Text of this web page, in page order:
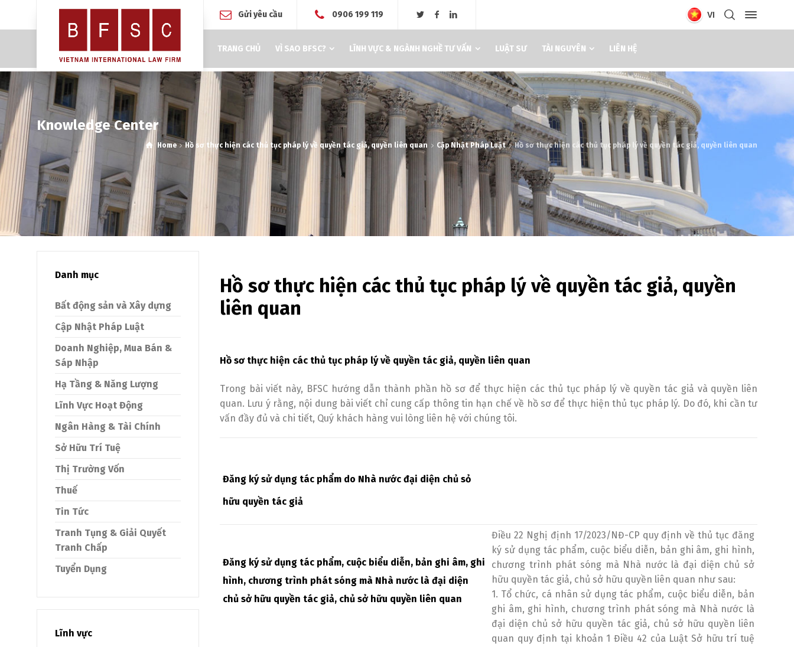
Gửi yêu cầu 0906 199 119 VI
TRANG CHỦ VÌ SAO BFSC? LĨNH VỰC & NGÀNH NGHỀ TƯ VẤN LUẬT SƯ TÀI NGUYÊN LIÊN HỆ
Knowledge Center
Home Hồ sơ thực hiện các thủ tục pháp lý về quyền tác giả, quyền liên quan Cập Nhật Pháp Luật Hồ sơ thực hiện các thủ tục pháp lý về quyền tác giả, quyền liên quan
Hồ sơ thực hiện các thủ tục pháp lý về quyền tác giả, quyền
liên quan
Hồ sơ thực hiện các thủ tục pháp lý về quyền tác giả, quyền liên quan
Trong bài viết này, BFSC hướng dẫn thành phần hồ sơ để thực hiện các thủ tục pháp lý về quyền tác giả và quyền liên
quan. Lưu ý rằng, nội dung bài viết chỉ cung cấp thông tin hạn chế về hồ sơ để thực hiện thủ tục pháp lý. Do đó, khi cần tư
vấn đầy đủ và chi tiết, Quý khách hàng vui lòng liên hệ với chúng tôi.
Đăng ký sử dụng tác phẩm do Nhà nước đại diện chủ sỏ
hữu quyền tác giả
Đăng ký sử dụng tác phẩm, cuộc biểu diễn, bản ghi âm, ghi
hình, chương trình phát sóng mà Nhà nước là đại diện
chủ sở hữu quyền tác giả, chủ sở hữu quyền liên quan
Điều 22 Nghị định 17/2023/NĐ-CP quy định về thủ tục đăng
ký sử dụng tác phẩm, cuộc biểu diễn, bản ghi âm, ghi hình,
chương trình phát sóng mà Nhà nước là đại diện chủ sở
hữu quyền tác giả, chủ sở hữu quyền liên quan như sau:
1. Tổ chức, cá nhân sử dụng tác phẩm, cuộc biểu diễn, bản
ghi âm, ghi hình, chương trình phát sóng mà Nhà nước là
đại diện chủ sở hữu quyền tác giả, chủ sở hữu quyền liên
quan quy định tại khoản 1 Điều 42 của Luật Sở hữu trí tuệ
Danh mục
Bất động sản và Xây dựng
Cập Nhật Pháp Luật
Doanh Nghiệp, Mua Bán &
Sáp Nhập
Hạ Tầng & Năng Lượng
Lĩnh Vực Hoạt Động
Ngân Hàng & Tài Chính
Sở Hữu Trí Tuệ
Thị Trường Vốn
Thuế
Tin Tức
Tranh Tụng & Giải Quyết
Tranh Chấp
Tuyển Dụng
Lĩnh vực